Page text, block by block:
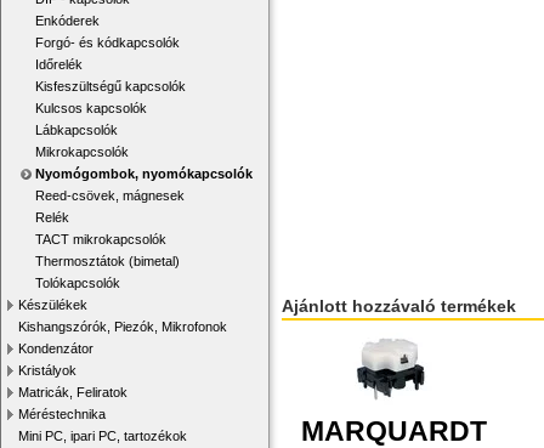
Enkóderek
Forgó- és kódkapcsolók
Időrelék
Kisfeszültségű kapcsolók
Kulcsos kapcsolók
Lábkapcsolók
Mikrokapcsolók
Nyomógombok, nyomókapcsolók
Reed-csövek, mágnesek
Relék
TACT mikrokapcsolók
Thermosztátok (bimetal)
Tolókapcsolók
Készülékek
Kishangszórók, Piezók, Mikrofonok
Kondenzátor
Kristályok
Matricák, Feliratok
Méréstechnika
Mini PC, ipari PC, tartozékok
Ajánlott hozzávaló termékek
MARQUARDT